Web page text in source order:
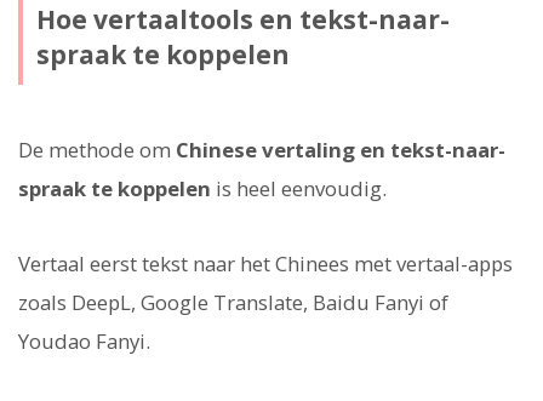
Hoe vertaaltools en tekst-naar-
spraak te koppelen
De methode om Chinese vertaling en tekst-naar-
spraak te koppelen is heel eenvoudig.
Vertaal eerst tekst naar het Chinees met vertaal-apps
zoals DeepL, Google Translate, Baidu Fanyi of
Youdao Fanyi.